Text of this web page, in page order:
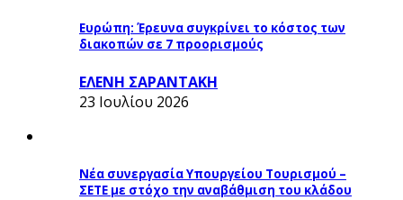
Ευρώπη: Έρευνα συγκρίνει το κόστος των
διακοπών σε 7 προορισμούς
ΕΛΕΝΗ ΣΑΡΑΝΤΑΚΗ
23 Ιουλίου 2026
Νέα συνεργασία Υπουργείου Τουρισμού –
ΣΕΤΕ με στόχο την αναβάθμιση του κλάδου